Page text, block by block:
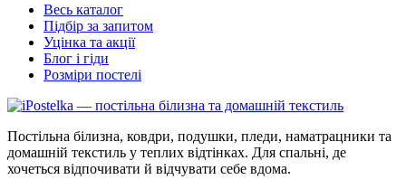
Весь каталог
Підбір за запитом
Уцінка та акції
Блог і гіди
Розміри постелі
Постільна білизна, ковдри, подушки, пледи, наматрацники та
домашній текстиль у теплих відтінках. Для спальні, де
хочеться відпочивати й відчувати себе вдома.